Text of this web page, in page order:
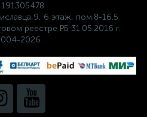
6 этаж, пом.8-16.5
реестре РБ 31.05.2016 г.
2026